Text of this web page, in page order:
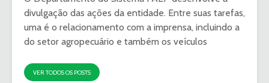
divulgação das ações da entidade. Entre suas tarefas,
uma é o relacionamento com a imprensa, incluindo a
do setor agropecuário e também os veículos
VER TODOS OS POSTS